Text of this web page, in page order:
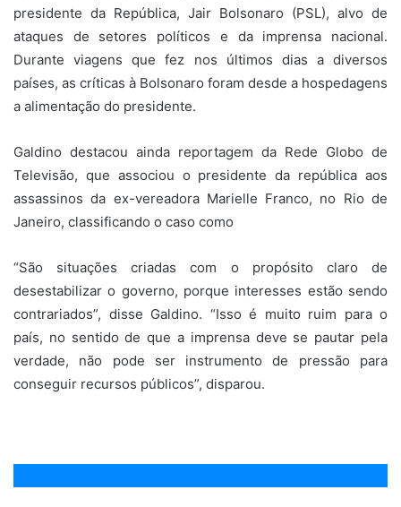
presidente da República, Jair Bolsonaro (PSL), alvo de
ataques de setores políticos e da imprensa nacional.
Durante viagens que fez nos últimos dias a diversos
países, as críticas à Bolsonaro foram desde a hospedagens
a alimentação do presidente.
Galdino destacou ainda reportagem da Rede Globo de
Televisão, que associou o presidente da república aos
assassinos da ex-vereadora Marielle Franco, no Rio de
Janeiro, classificando o caso como
“São situações criadas com o propósito claro de
desestabilizar o governo, porque interesses estão sendo
contrariados”, disse Galdino. “Isso é muito ruim para o
país, no sentido de que a imprensa deve se pautar pela
verdade, não pode ser instrumento de pressão para
conseguir recursos públicos”, disparou.